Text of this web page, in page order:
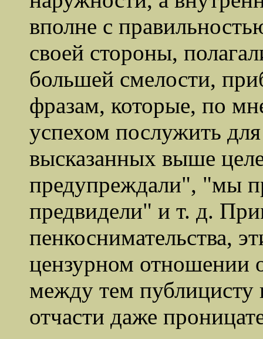
вполне с
своей стороны,
большей смелости,
фразам, которые, по
успехом послужить
высказанных выше
предупреждали", "мы
предвидели" и т. д.
пенкоснимательства,
цензурном отношении
между тем
отчасти даже